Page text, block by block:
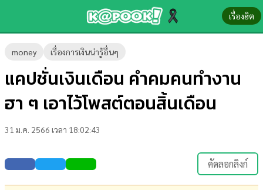
เรื่องฮิต
money เรื่องการเงินน่ารู้อื่นๆ
แคปชั่นเงินเดือน คำคมคนทำงาน
ฮา ๆ เอาไว้โพสต์ตอนสิ้นเดือน
31 ม.ค. 2566 เวลา 18:02:43
คัดลอกลิงก์
ข่าว-
ความ
รู้
บันเทิง
ตรวจ